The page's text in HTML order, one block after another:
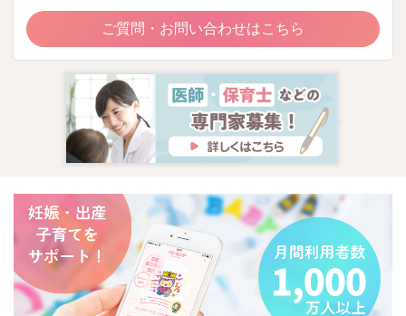
ご質問・お問い合わせはこちら